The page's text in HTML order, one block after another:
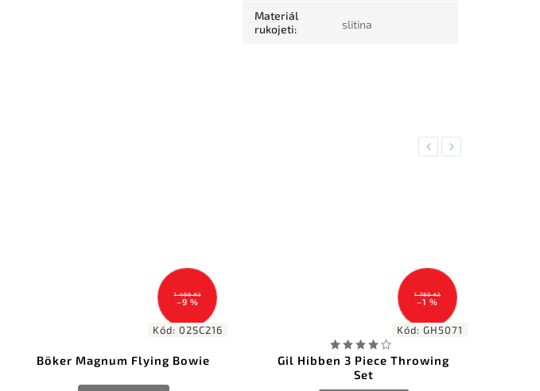
Materiál
rukojeti: slitina
Previous
1 780 Kč
–1 %
Kód:GH5071
Gil Hibben 3 Piece Throwing
1 609 Kč
–29 %
Kód:GH0947
Vrhací nože Hibben Cord Grip
Triple Thrower Set
Next